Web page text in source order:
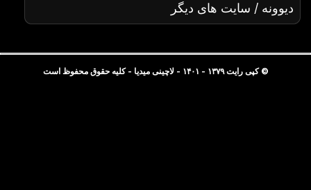
دیوونه / سایت های دیگر
© کپی رایت ۱۳۷۹ - ۱۴۰۱ - لاچینی میدیا - کلیه حقوق محفوظ است